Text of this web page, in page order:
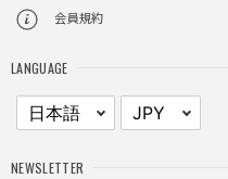
る。特に腕周りがいい感じ。
会員規約
LANGUAGE
NEWSLETTER